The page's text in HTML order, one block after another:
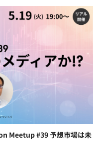
Meetup #39 予想市場は未